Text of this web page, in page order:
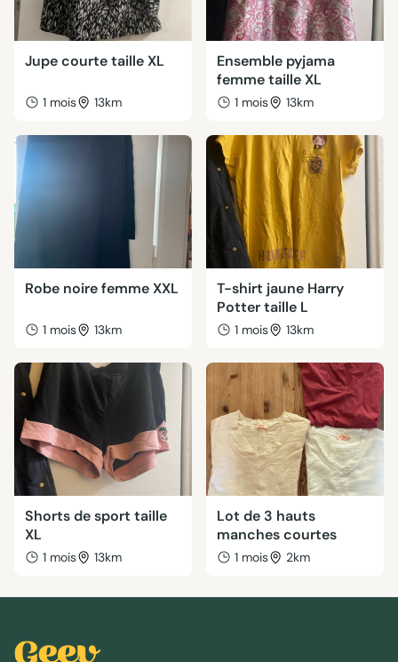
Jupe courte taille XL
1 mois 13km
Ensemble pyjama
femme taille XL
1 mois 13km
Robe noire femme XXL
1 mois 13km
T-shirt jaune Harry
Potter taille L
1 mois 13km
Shorts de sport taille
XL
1 mois 13km
Lot de 3 hauts
manches courtes
1 mois 2km